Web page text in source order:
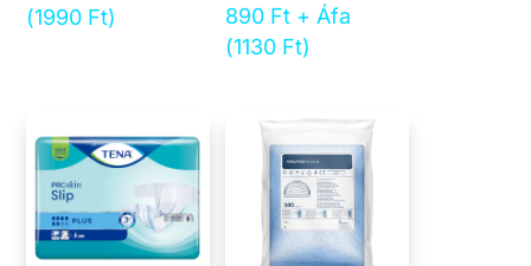
(1990 Ft)
890 Ft + Áfa
(1130 Ft)